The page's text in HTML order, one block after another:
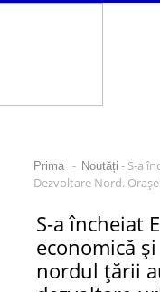
Prima - Noutăți - S-a
Dezvoltare Nord.
S-a încheiat
economică
nordul țării